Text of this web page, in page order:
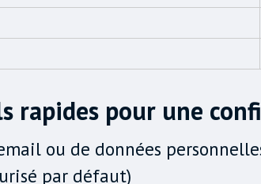
rapides pour une
ou de données
par défaut)